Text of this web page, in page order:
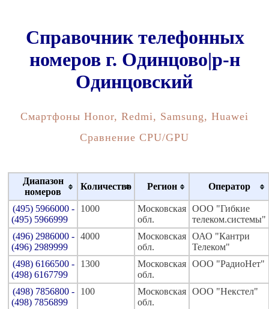
Справочник телефонных
номеров г. Одинцово|р-н
Одинцовский
Смартфоны Honor, Redmi, Samsung, Huawei
Сравнение CPU/GPU
Диапазон
номеров
Количество Регион Оператор
(495) 5966000 -
(495) 5966999
1000
Московская
обл.
ООО "Гибкие
телеком.системы"
(496) 2986000 -
(496) 2989999
4000
Московская
обл.
ОАО "Кантри
Телеком"
(498) 6166500 -
(498) 6167799
1300
Московская
обл.
ООО "РадиоНет"
(498) 7856800 -
(498) 7856899
100
Московская
обл.
ООО "Некстел"